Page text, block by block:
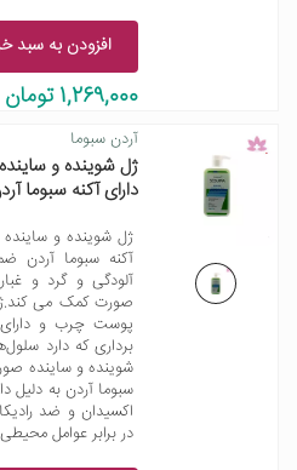
افزودن به سبد
1,269,000 تومان
آردن سبوما
ژل شوینده و
دارای آکنه سبوما آردن 350میلی
ژل شوینده و
آکنه سبوما
آلودگی و گرد و
صورت کمک می
پوست چرب و دارای
برداری که دارد
شوینده و ساینده
اکسیدان و ضد
در برابر عوامل